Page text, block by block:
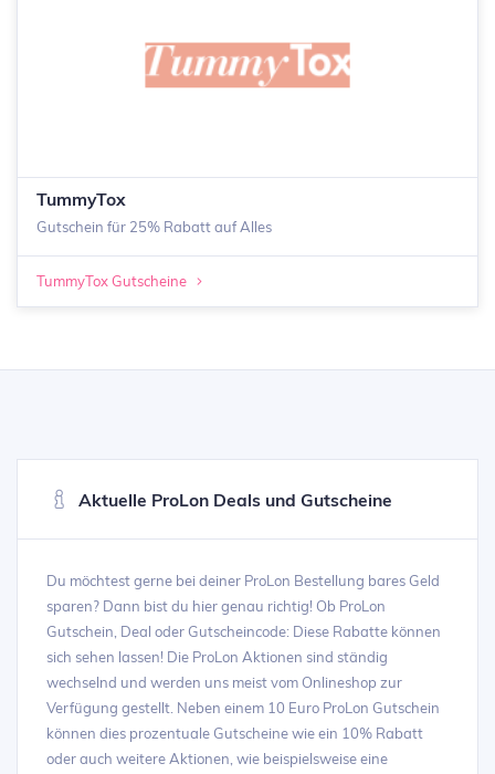
TummyTox
Gutschein für 25% Rabatt auf Alles
TummyTox Gutscheine
Aktuelle ProLon Deals und Gutscheine
Du möchtest gerne bei deiner ProLon Bestellung bares Geld
sparen? Dann bist du hier genau richtig! Ob ProLon
Gutschein, Deal oder Gutscheincode: Diese Rabatte können
sich sehen lassen! Die ProLon Aktionen sind ständig
wechselnd und werden uns meist vom Onlineshop zur
Verfügung gestellt. Neben einem 10 Euro ProLon Gutschein
können dies prozentuale Gutscheine wie ein 10% Rabatt
oder auch weitere Aktionen, wie beispielsweise eine